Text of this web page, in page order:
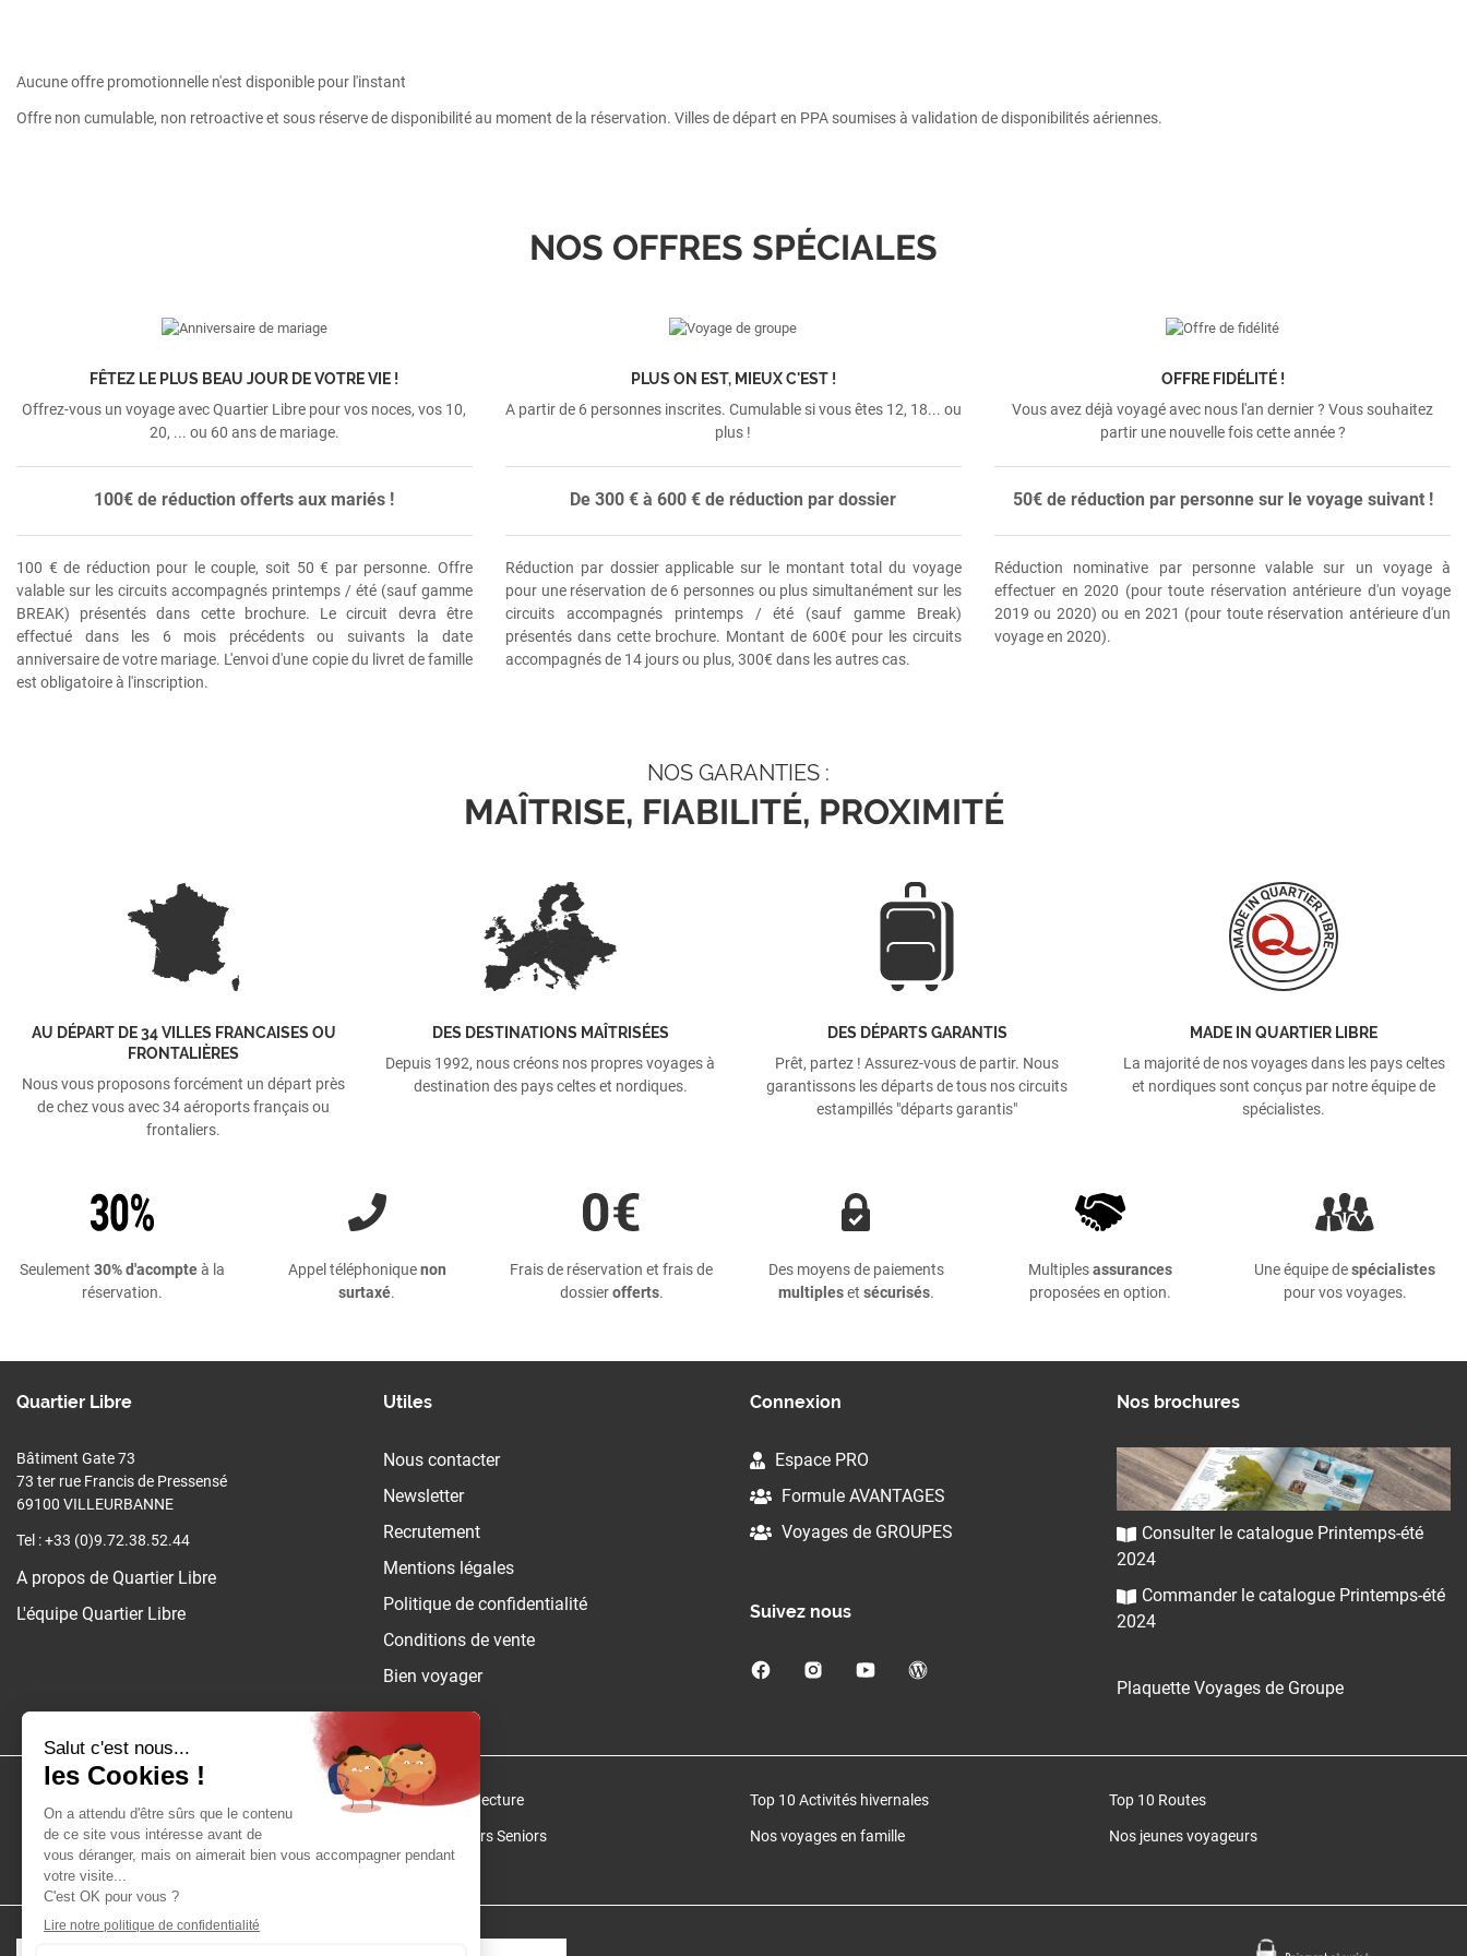
Aucune offre promotionnelle n'est disponible pour l'instant
Offre non cumulable, non retroactive et sous réserve de disponibilité au moment de la réservation. Villes de départ en PPA soumises à validation de disponibilités aériennes.
NOS OFFRES SPÉCIALES
FÊTEZ LE PLUS BEAU JOUR DE VOTRE VIE !
Offrez-vous un voyage avec Quartier Libre pour vos noces, vos 10,
20, ... ou 60 ans de mariage.
100€ de réduction offerts aux mariés !
100 € de réduction pour le couple, soit 50 € par personne. Offre
valable sur les circuits accompagnés printemps / été (sauf gamme
BREAK) présentés dans cette brochure. Le circuit devra être
effectué dans les 6 mois précédents ou suivants la date
anniversaire de votre mariage. L'envoi d'une copie du livret de famille
est obligatoire à l'inscription.
PLUS ON EST, MIEUX C'EST !
A partir de 6 personnes inscrites. Cumulable si vous êtes 12, 18... ou
plus !
De 300 € à 600 € de réduction par dossier
Réduction par dossier applicable sur le montant total du voyage
pour une réservation de 6 personnes ou plus simultanément sur les
circuits accompagnés printemps / été (sauf gamme Break)
présentés dans cette brochure. Montant de 600€ pour les circuits
accompagnés de 14 jours ou plus, 300€ dans les autres cas.
OFFRE FIDÉLITÉ !
Vous avez déjà voyagé avec nous l'an dernier ? Vous souhaitez
partir une nouvelle fois cette année ?
50€ de réduction par personne sur le voyage suivant !
Réduction nominative par personne valable sur un voyage à
effectuer en 2020 (pour toute réservation antérieure d'un voyage
2019 ou 2020) ou en 2021 (pour toute réservation antérieure d'un
voyage en 2020).
NOS GARANTIES :
MAÎTRISE, FIABILITÉ, PROXIMITÉ
AU DÉPART DE 34 VILLES FRANCAISES OU
FRONTALIÈRES
Nous vous proposons forcément un départ près
de chez vous avec 34 aéroports français ou
frontaliers.
DES DESTINATIONS MAÎTRISÉES
Depuis 1992, nous créons nos propres voyages à
destination des pays celtes et nordiques.
DES DÉPARTS GARANTIS
Prêt, partez ! Assurez-vous de partir. Nous
garantissons les départs de tous nos circuits
estampillés "départs garantis"
MADE IN QUARTIER LIBRE
La majorité de nos voyages dans les pays celtes
et nordiques sont conçus par notre équipe de
spécialistes.
Seulement 30% d'acompteà la
réservation.
Appel téléphoniquenon
surtaxé.
Frais de réservation et frais de
dossierofferts.
Des moyens de paiements
multipleset sécurisés.
Multiplesassurances
proposées en option.
Une équipe despécialistes
pour vos voyages.
Quartier Libre
Bâtiment Gate 73
73 ter rue Francis de Pressensé
69100 VILLEURBANNE
Tel : +33 (0)9.72.38.52.44
A propos de Quartier Libre
L'équipe Quartier Libre
Utiles
Nous contacter
Newsletter
Recrutement
Mentions légales
Politique de confidentialité
Conditions de vente
Bien voyager
Connexion
Espace PRO
Formule AVANTAGES
Voyages de GROUPES
Suivez nous
Nos brochures
Consulter le catalogue Printemps-été
2024
Commander le catalogue Printemps-été
2024
Plaquette Voyages de Groupe
Nos voyageurs :
Top 10 Architecture
Nos voyageurs Seniors
Top 10 Activités hivernales
Nos voyages en famille
Top 10 Routes
Nos jeunes voyageurs